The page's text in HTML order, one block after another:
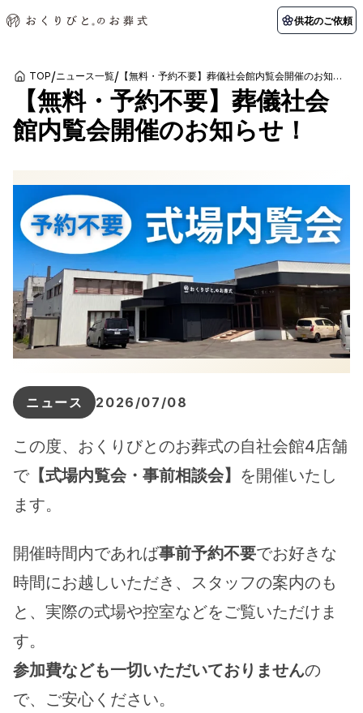
供花のご依頼
初めての方へ
初めての方へ 納棺の儀とは？
アフターサポート
会社を知る
スタッフ一覧
会社概要 店舗用地募集
関東エリア
千葉県 神奈川県
北海道エリア
札幌市 函館市
お客様の声
ご葬儀事例 お客様の声
葬儀の知識
葬儀の知識 供花のご依頼
TOP/ニュース一覧/ 【無料・予約不要】葬儀社会館内覧会開催のお知らせ！
【無料・予約不要】葬儀社会
館内覧会開催のお知らせ！
ニュース 2026/07/08
この度、おくりびとのお葬式の自社会館4店舗
で【式場内覧会・事前相談会】 を開催いたし
ます。
開催時間内であれば事前予約不要でお好きな
時間にお越しいただき、スタッフの案内のも
と、実際の式場や控室などをご覧いただけま
す。
参加費なども一切いただいておりませんの
で、ご安心ください。